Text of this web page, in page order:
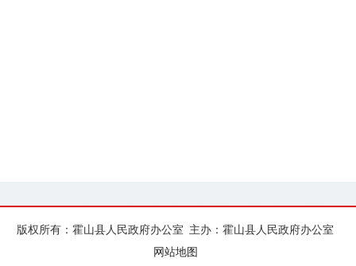
版权所有：霍山县人民政府办公室 主办：霍山县人民政府办公室
网站地图